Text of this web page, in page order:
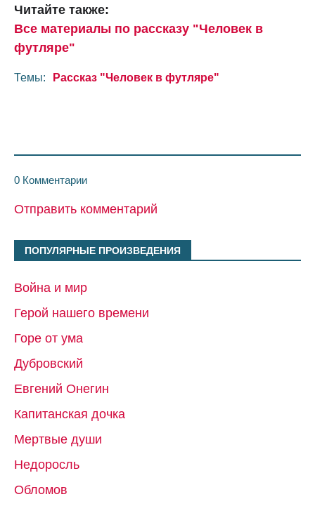
Читайте также:
Все материалы по рассказу "Человек в
футляре"
Темы: Рассказ "Человек в футляре"
0 Комментарии
Отправить комментарий
ПОПУЛЯРНЫЕ ПРОИЗВЕДЕНИЯ
Война и мир
Герой нашего времени
Горе от ума
Дубровский
Евгений Онегин
Капитанская дочка
Мертвые души
Недоросль
Обломов